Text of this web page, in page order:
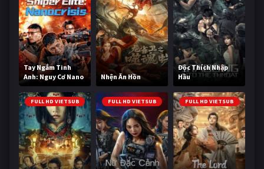
Tay Ngắm Tinh
Anh: Nguy Cơ Nano
Nhện Ăn Hồn
Độc Thích Nhập
Hầu
FULL HD VIETSUB FULL HD VIETSUB FULL HD VIETSUB